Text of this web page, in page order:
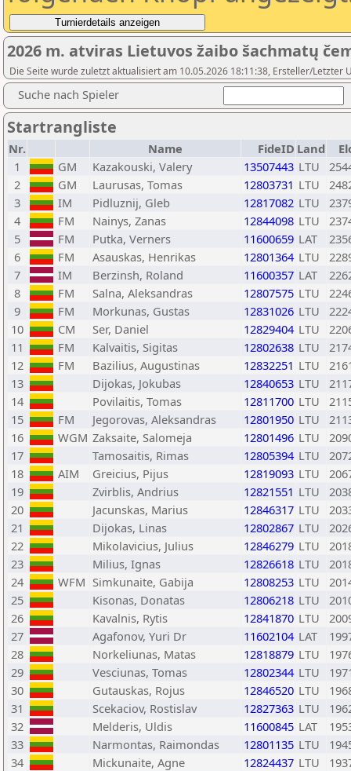
2026 m. atviras Lietuvos žaibo šachmatų
Die Seite wurde zuletzt aktualisiert am 10.05.2026 18:11:38, Ersteller/Letzter
Suche nach Spieler
Startrangliste
Nr. Name FideID Land
1
GM Kazakouski, Valery 13507443 LTU
2
GM Laurusas, Tomas 12803731 LTU
3
IM Pidluznij, Gleb 12817082 LTU
4
FM Nainys, Zanas 12844098 LTU
5
FM Putka, Verners 11600659 LAT
6
FM Asauskas, Henrikas 12801364 LTU
7
IM Berzinsh, Roland 11600357 LAT
8
FM Salna, Aleksandras 12807575 LTU
9
FM Morkunas, Gustas 12831026 LTU
10
CM Ser, Daniel 12829404 LTU
11
FM Kalvaitis, Sigitas 12802638 LTU
12
FM Bazilius, Augustinas 12832251 LTU
13
Dijokas, Jokubas 12840653 LTU
14
Povilaitis, Tomas 12811700 LTU
15
FM Jegorovas, Aleksandras 12801950 LTU
16
WGM Zaksaite, Salomeja 12801496 LTU
17
Tamosaitis, Rimas 12805394 LTU
18
AIM Greicius, Pijus 12819093 LTU
19
Zvirblis, Andrius 12821551 LTU
20
Jacunskas, Marius 12846317 LTU
21
Dijokas, Linas 12802867 LTU
22
Mikolavicius, Julius 12846279 LTU
23
Milius, Ignas 12826618 LTU
24
WFM Simkunaite, Gabija 12808253 LTU
25
Kisonas, Donatas 12806218 LTU
26
Kavalnis, Rytis 12841870 LTU
27
Agafonov, Yuri Dr 11602104 LAT
28
Norkeliunas, Matas 12818879 LTU
29
Vesciunas, Tomas 12802344 LTU
30
Gutauskas, Rojus 12846520 LTU
31
Scekaciov, Rostislav 12827363 LTU
32
Melderis, Uldis 11600845 LAT
33
Narmontas, Raimondas 12801135 LTU
34
Mickunaite, Agne 12824437 LTU